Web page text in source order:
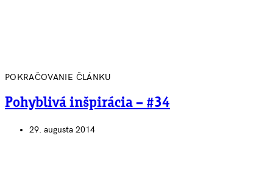
POKRAČOVANIE ČLÁNKU
Pohyblivá inšpirácia – #34
29. augusta 2014